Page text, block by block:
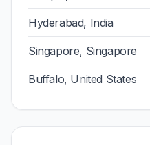
Hyderabad, India
Singapore, Singapore
Buffalo, United States